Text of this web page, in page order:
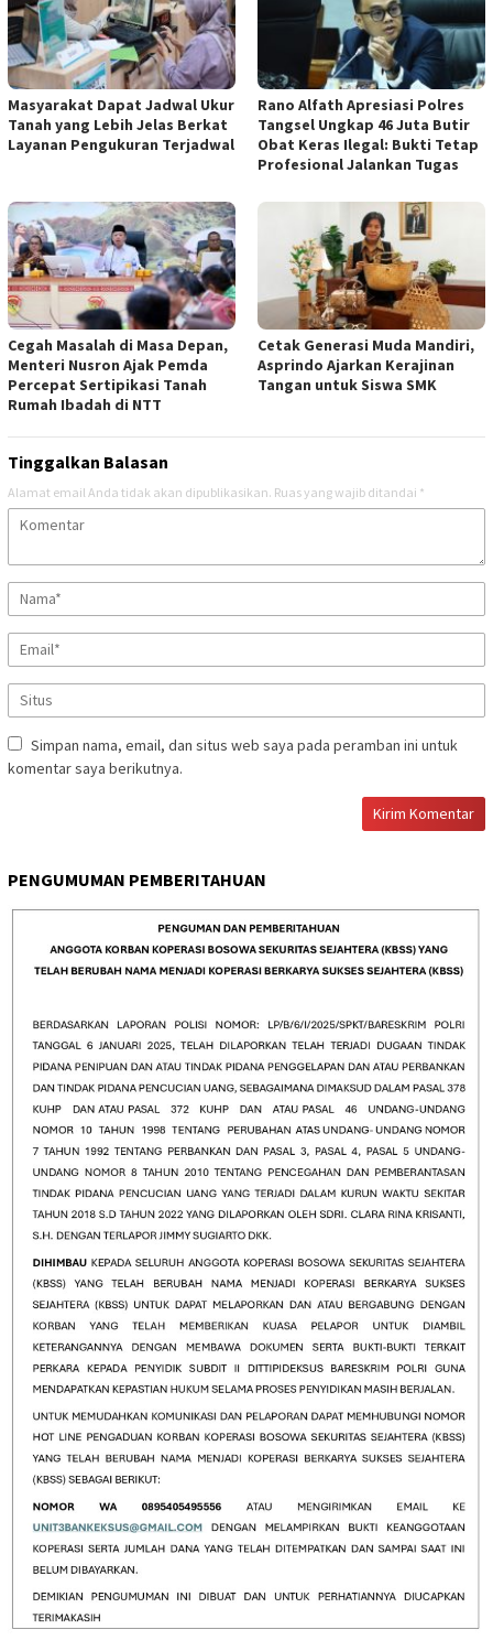
‎Masyarakat Dapat Jadwal Ukur
Tanah yang Lebih Jelas Berkat
Layanan Pengukuran Terjadwal
Rano Alfath Apresiasi Polres
Tangsel Ungkap 46 Juta Butir
Obat Keras Ilegal: Bukti Tetap
Profesional Jalankan Tugas
‎Cegah Masalah di Masa Depan,
Menteri Nusron Ajak Pemda
Percepat Sertipikasi Tanah
Rumah Ibadah di NTT ‎
Cetak Generasi Muda Mandiri,
Asprindo Ajarkan Kerajinan
Tangan untuk Siswa SMK
Tinggalkan Balasan
Alamat email Anda tidak akan dipublikasikan. Ruas yang wajib ditandai *
Simpan nama, email, dan situs web saya pada peramban ini untuk
komentar saya berikutnya.
PENGUMUMAN PEMBERITAHUAN